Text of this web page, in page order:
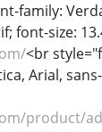
family:
font-size:
<br
Arial,
product/